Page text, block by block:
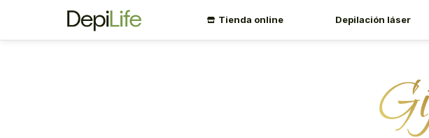
Tienda online Depilación láser